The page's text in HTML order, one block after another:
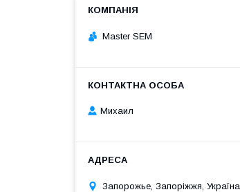
Master SEM
Михаил
Запорожье, Запоріжжя, Україна